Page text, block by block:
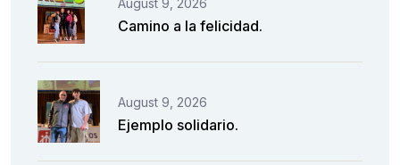
Camino a la felicidad.
August 9, 2026
Ejemplo solidario.